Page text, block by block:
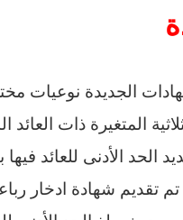
الجديدة نوعيات
المتغيرة ذات العائد
تقديم شهادة ادخار